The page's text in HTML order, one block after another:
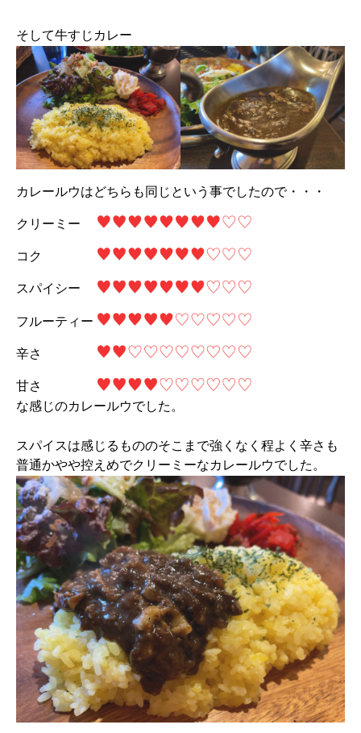
そして牛すじカレー
カレールウはどちらも同じという事でしたので・・・
クリーミー
コク
スパイシー
フルーティー
辛さ
甘さ
な感じのカレールウでした。
スパイスは感じるもののそこまで強くなく程よく辛さも
普通かやや控えめでクリーミーなカレールウでした。